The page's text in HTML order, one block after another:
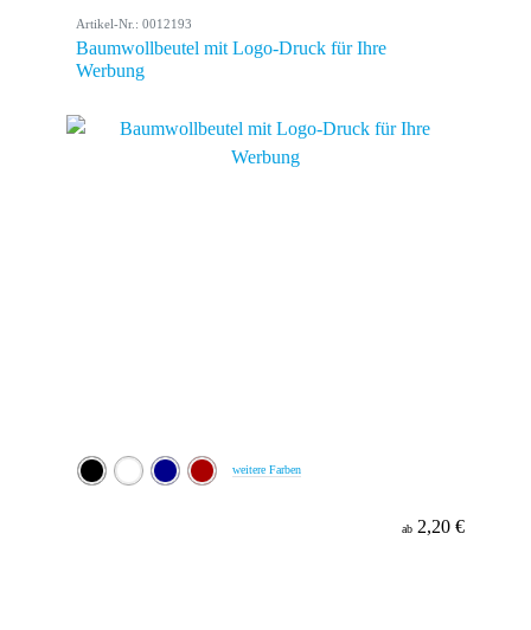
Artikel-Nr.: 0012193
Baumwollbeutel mit Logo-Druck für Ihre
Werbung
weitere Farben
ab 2,20 €